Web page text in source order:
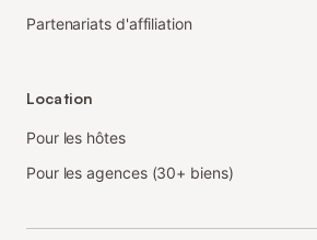
Partenariats d'affiliation
Location
Pour les hôtes
Pour les agences (30+ biens)